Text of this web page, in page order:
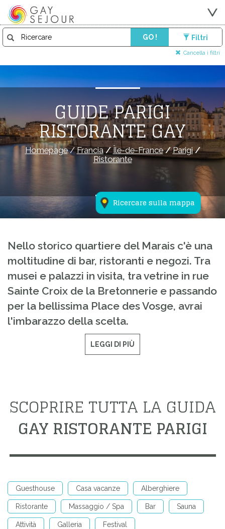
GO ! Filtri
Cancella i filtri
Ricercare sulla mappa
GUIDE PARIGI
RISTORANTE GAY
Homepage/Francia/Île-de-France/Parigi/
Ristorante
Nello storico quartiere del Marais c'è una
moltitudine di bar, ristoranti e negozi. Tra
musei e palazzi in visita, tra vetrine in rue
Sainte Croix de la Bretonnerie e passando
per la bellissima Place des Vosge, avrai
l'imbarazzo della scelta.
LEGGI DI PIÙ
SCOPRIRE TUTTA LA GUIDA
GAY RISTORANTE PARIGI
Guesthouse Casa vacanze Alberghiere
Ristorante Massaggio / Spa Bar Sauna
Attività Galleria Festival